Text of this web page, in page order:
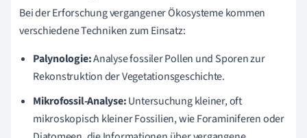
Bei der Erforschung vergangener Ökosysteme kommen
verschiedene Techniken zum Einsatz:
Palynologie:Analyse fossiler Pollen und Sporen zur
Rekonstruktion der Vegetationsgeschichte.
Mikrofossil-Analyse:Untersuchung kleiner, oft
mikroskopisch kleiner Fossilien, wie Foraminiferen oder